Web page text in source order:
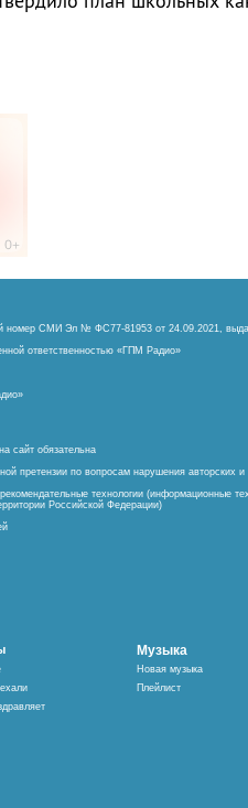
номер СМИ Эл № ФС77-81953 от 24.09.2021,
ответственностью «ГПМ Радио»
сайт обязательна
претензии по вопросам нарушения авторских
технологии (информационные
Российской Федерации)
Музыка
Новая музыка
Плейлист